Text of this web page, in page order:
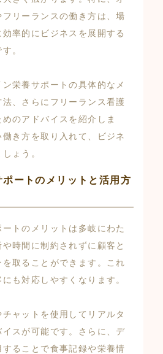
リーランスの働き方は、場
率的にビジネスを展開する
。
栄養サポートの具体的なメ
、さらにフリーランス看護
のアドバイスを紹介しま
き方を取り入れて、ビジネ
ょう。
ートのメリットと活用方
トのメリットは多岐にわた
時間に制約されずに顧客と
取ることができます。これ
も対応しやすくなります。
ャットを使用してリアルタ
スが可能です。さらに、デ
ることで食事記録や栄養情